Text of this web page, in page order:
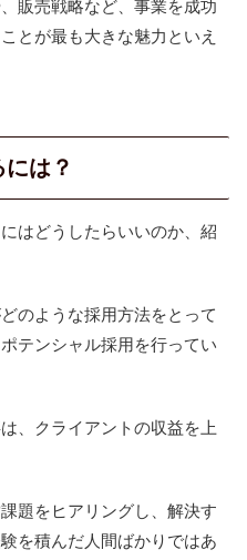
販売戦略など、事業を成功
とが最も大きな魅力といえ
は？
はどうしたらいいのか、紹
のような採用方法をとって
テンシャル採用を行ってい
、クライアントの収益を上
題をヒアリングし、解決す
を積んだ人間ばかりではあ